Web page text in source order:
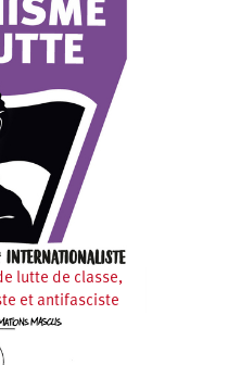
lutte de classe,
et antifasciste